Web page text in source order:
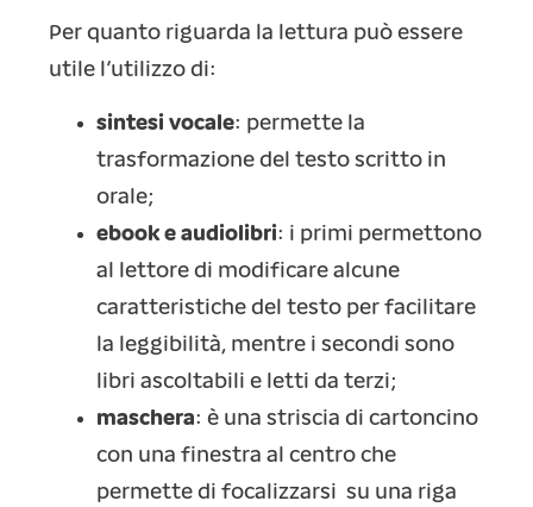
Per quanto riguarda la lettura può essere
utile l’utilizzo di:
sintesi vocale: permette la
trasformazione del testo scritto in
orale;
ebook e audiolibri: i primi permettono
al lettore di modificare alcune
caratteristiche del testo per facilitare
la leggibilità, mentre i secondi sono
libri ascoltabili e letti da terzi;
maschera: è una striscia di cartoncino
con una finestra al centro che
permette di focalizzarsi su una riga